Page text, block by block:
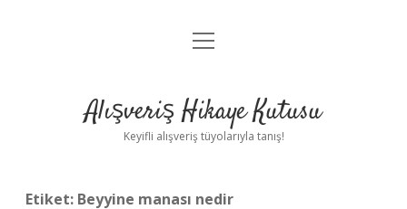
Anasayfa
Yasal Uyarı
menüyü
Alışveriş Hikaye Kutusu
Keyifli alışveriş tüyolarıyla tanış!
Etiket: Beyyine manası nedir